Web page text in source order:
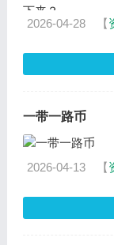
2026-04-28 【
一带一路币
2026-04-13 【